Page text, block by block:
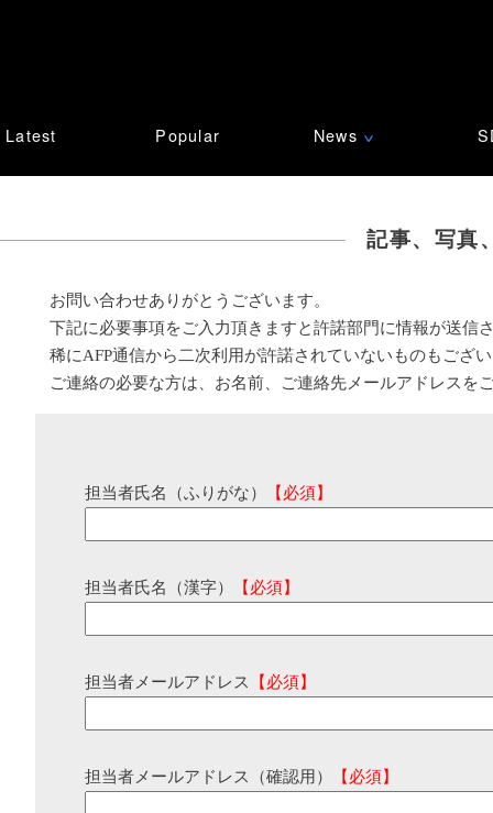
Latest Popular News ∨
記事、写真
お問い合わせありがとうございます。
下記に必要事項をご入力頂きますと許諾部門に情報が送信
稀にAFP通信から二次利用が許諾されていないものもござ
ご連絡の必要な方は、お名前、ご連絡先メールアドレスを
担当者氏名（ふりがな） 【必須】
担当者氏名（漢字） 【必須】
担当者メールアドレス 【必須】
担当者メールアドレス（確認用） 【必須】